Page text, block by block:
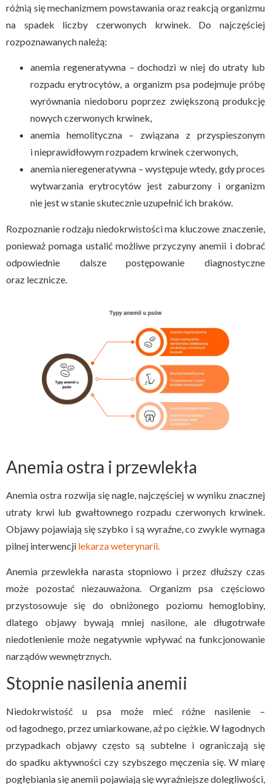
różnią się mechanizmem powstawania oraz reakcją organizmu
na spadek liczby czerwonych krwinek. Do najczęściej
rozpoznawanych należą:
anemia regeneratywna – dochodzi w niej do utraty lub
rozpadu erytrocytów, a organizm psa podejmuje próbę
wyrównania niedoboru poprzez zwiększoną produkcję
nowych czerwonych krwinek,
anemia hemolityczna – związana z przyspieszonym
i nieprawidłowym rozpadem krwinek czerwonych,
anemia nieregeneratywna – występuje wtedy, gdy proces
wytwarzania erytrocytów jest zaburzony i organizm
nie jest w stanie skutecznie uzupełnić ich braków.
Rozpoznanie rodzaju niedokrwistości ma kluczowe znaczenie,
ponieważ pomaga ustalić możliwe przyczyny anemii i dobrać
odpowiednie dalsze postępowanie diagnostyczne
oraz lecznicze.
Anemia ostra i przewlekła
Anemia ostra rozwija się nagle, najczęściej w wyniku znacznej
utraty krwi lub gwałtownego rozpadu czerwonych krwinek.
Objawy pojawiają się szybko i są wyraźne, co zwykle wymaga
pilnej interwencji lekarza weterynarii.
Anemia przewlekła narasta stopniowo i przez dłuższy czas
może pozostać niezauważona. Organizm psa częściowo
przystosowuje się do obniżonego poziomu hemoglobiny,
dlatego objawy bywają mniej nasilone, ale długotrwałe
niedotlenienie może negatywnie wpływać na funkcjonowanie
narządów wewnętrznych.
Stopnie nasilenia anemii
Niedokrwistość u psa może mieć różne nasilenie –
od łagodnego, przez umiarkowane, aż po ciężkie. W łagodnych
przypadkach objawy często są subtelne i ograniczają się
do spadku aktywności czy szybszego męczenia się. W miarę
pogłębiania się anemii pojawiają się wyraźniejsze dolegliwości,